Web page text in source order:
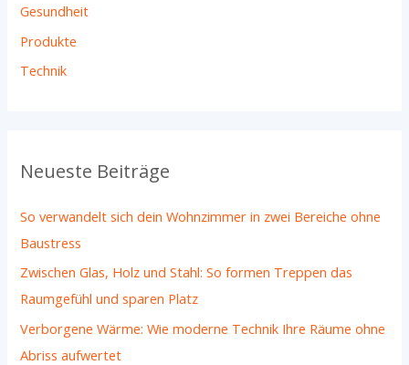
h
:
Gesundheit
Produkte
Technik
Neueste Beiträge
So verwandelt sich dein Wohnzimmer in zwei Bereiche ohne
Baustress
Zwischen Glas, Holz und Stahl: So formen Treppen das
Raumgefühl und sparen Platz
Verborgene Wärme: Wie moderne Technik Ihre Räume ohne
Abriss aufwertet